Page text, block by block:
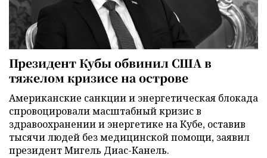
Президент Кубы обвинил США в
тяжелом кризисе на острове
Американские санкции и энергетическая блокада
спровоцировали масштабный кризис в
здравоохранении и энергетике на Кубе, оставив
тысячи людей без медицинской помощи, заявил
президент Мигель Диас-Канель.